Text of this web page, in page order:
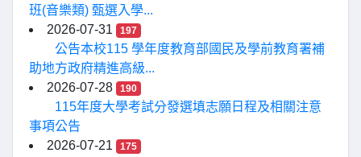
班(音樂類) 甄選入學...
2026-07-31
197
公告本校115 學年度教育部國民及學前教育署補
助地方政府精進高級...
2026-07-28
190
115年度大學考試分發選填志願日程及相關注意
事項公告
2026-07-21
175